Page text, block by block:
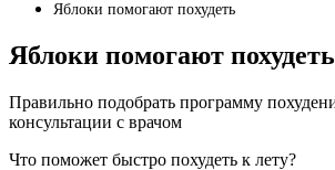
Яблоки помогают похудеть
Яблоки помогают похудеть
Правильно подобрать программу
консультации с врачом
Что поможет быстро похудеть к лету?